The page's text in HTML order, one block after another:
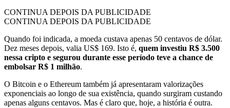
CONTINUA DEPOIS DA PUBLICIDADE
CONTINUA DEPOIS DA PUBLICIDADE
Quando foi indicada, a moeda custava apenas 50 centavos de dólar.
Dez meses depois, valia US$ 169. Isto é, quem investiu R$ 3.500
nessa cripto e segurou durante esse período teve a chance de
embolsar R$ 1 milhão.
O Bitcoin e o Ethereum também já apresentaram valorizações
exponenciais ao longo de sua existência, quando surgiram custando
apenas alguns centavos. Mas é claro que, hoje, a história é outra.